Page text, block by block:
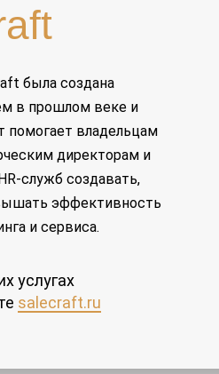
была создана
в прошлом веке и
помогает владельцам
директорам и
служб создавать,
эффективность
и сервиса.
услугах
salecraft.ru